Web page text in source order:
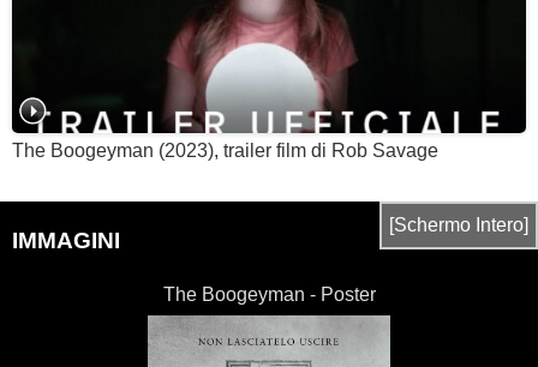
The Boogeyman (2023), trailer film di Rob Savage
IMMAGINI
[Schermo Intero]
The Boogeyman - Poster